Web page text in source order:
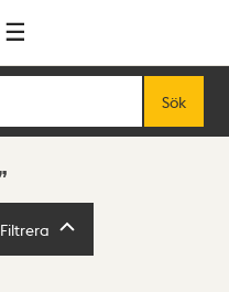
Sök
Filtrera